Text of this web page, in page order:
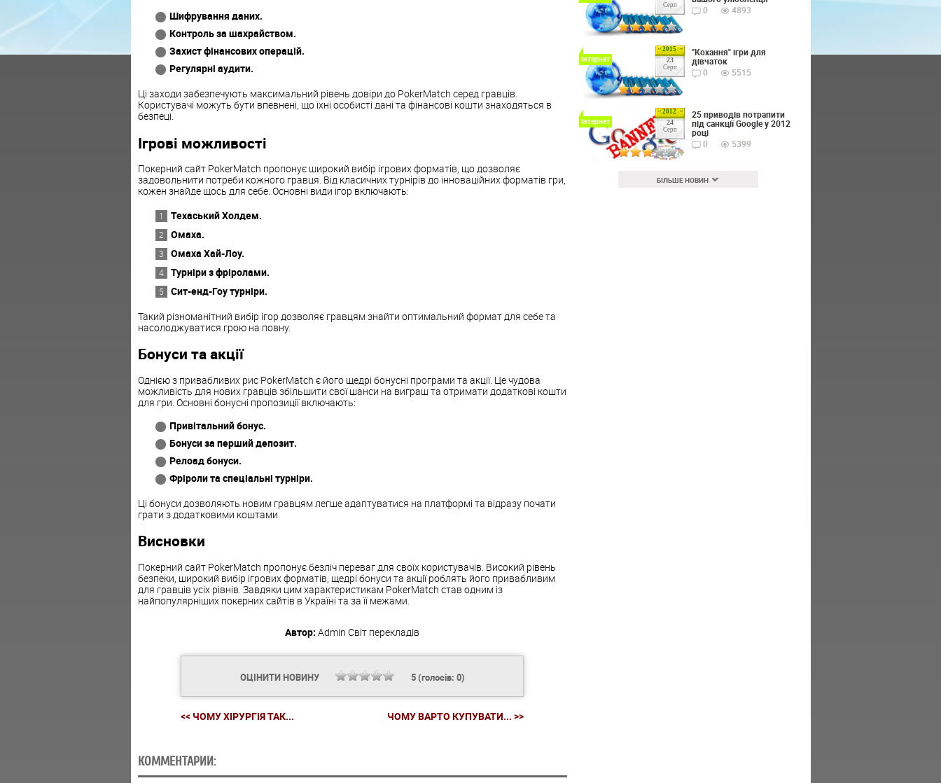
Шифрування даних.
Контроль за шахрайством.
Захист фінансових операцій.
Регулярні аудити.
Ці заходи забезпечують максимальний рівень довіри до PokerMatch серед гравців.
Користувачі можуть бути впевнені, що їхні особисті дані та фінансові кошти знаходяться в
безпеці.
Ігрові можливості
Покерний сайт PokerMatch пропонує широкий вибір ігрових форматів, що дозволяє
задовольнити потреби кожного гравця. Від класичних турнірів до інноваційних форматів гри,
кожен знайде щось для себе. Основні види ігор включають:
Техаський Холдем.
Омаха.
Омаха Хай-Лоу.
Турніри з фріролами.
Сит-енд-Гоу турніри.
Такий різноманітний вибір ігор дозволяє гравцям знайти оптимальний формат для себе та
насолоджуватися грою на повну.
Бонуси та акції
Однією з привабливих рис PokerMatch є його щедрі бонусні програми та акції. Це чудова
можливість для нових гравців збільшити свої шанси на виграш та отримати додаткові кошти
для гри. Основні бонусні пропозиції включають:
Привітальний бонус.
Бонуси за перший депозит.
Релоад бонуси.
Фріроли та спеціальні турніри.
Ці бонуси дозволяють новим гравцям легше адаптуватися на платформі та відразу почати
грати з додатковими коштами.
Висновки
Покерний сайт PokerMatch пропонує безліч переваг для своїх користувачів. Високий рівень
безпеки, широкий вибір ігрових форматів, щедрі бонуси та акції роблять його привабливим
для гравців усіх рівнів. Завдяки цим характеристикам PokerMatch став одним із
найпопулярніших покерних сайтів в Україні та за її межами.
Автор: Admin Світ перекладів
ОЦІНИТИ НОВИНУ 5(голосів: 0)
<< ЧОМУ ХІРУРГІЯ ТАК... ЧОМУ ВАРТО КУПУВАТИ... >>
КОММЕНТАРИИ:
Серп
0
4893
2015
23
Серп
Інтернет
"Кохання" ігри для
дівчаток
0
5515
2012
24
Серп
Інтернет
25 приводів потрапити
під санкції Google у 2012
році
0
5399
БІЛЬШЕ НОВИН